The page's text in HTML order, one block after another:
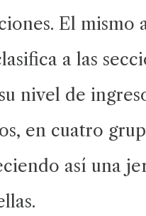
El mismo
a las
nivel de
en cuatro
así una